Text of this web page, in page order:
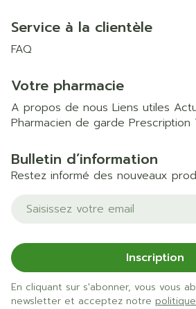
Service à la clientèle
FAQ
Votre pharmacie
A propos de nous Liens utiles
Pharmacien de garde Prescription
Bulletin d’information
Restez informé des nouveaux
Adresse mail
Inscription
En cliquant sur s'abonner, vous vous
newsletter et acceptez notre